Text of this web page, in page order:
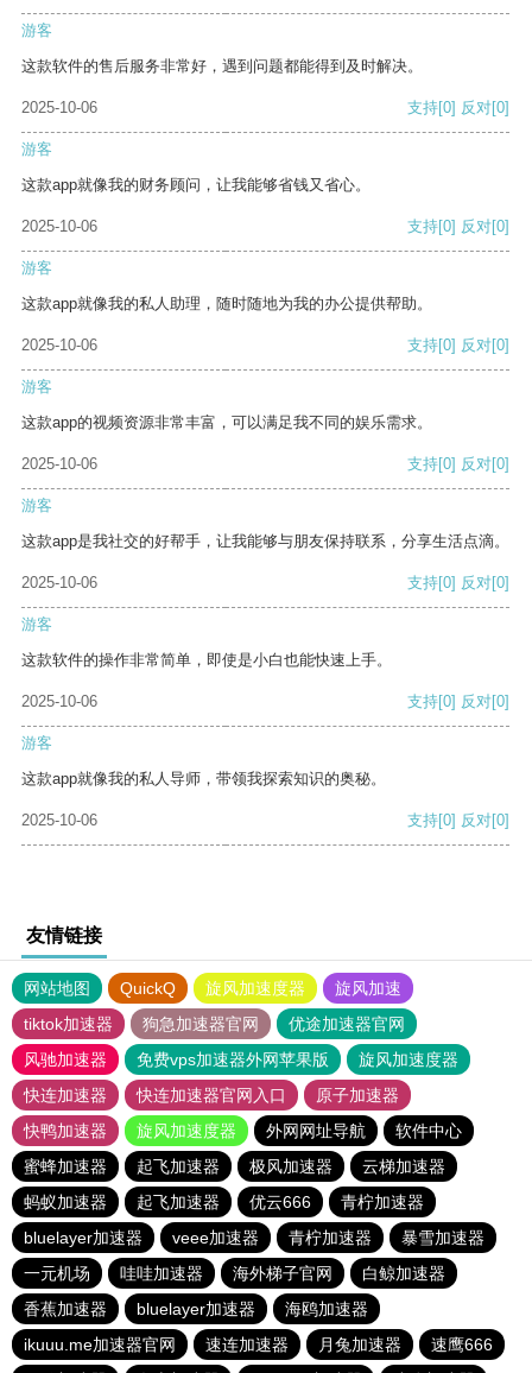
游客
这款软件的售后服务非常好，遇到问题都能得到及时解决。
2025-10-06 支持[0] 反对[0]
游客
这款app就像我的财务顾问，让我能够省钱又省心。
2025-10-06 支持[0] 反对[0]
游客
这款app就像我的私人助理，随时随地为我的办公提供帮助。
2025-10-06 支持[0] 反对[0]
游客
这款app的视频资源非常丰富，可以满足我不同的娱乐需求。
2025-10-06 支持[0] 反对[0]
游客
这款app是我社交的好帮手，让我能够与朋友保持联系，分享生活点滴。
2025-10-06 支持[0] 反对[0]
游客
这款软件的操作非常简单，即使是小白也能快速上手。
2025-10-06 支持[0] 反对[0]
游客
这款app就像我的私人导师，带领我探索知识的奥秘。
2025-10-06 支持[0] 反对[0]
友情链接
网站地图 QuickQ 旋风加速度器
旋风加速
tiktok加速器
狗急加速器官网
优途加速器官网
风驰加速器
免费vps加速器外网苹果版
旋风加速度器
快连加速器
快连加速器官网入口
原子加速器
快鸭加速器
旋风加速度器 外网网址导航
软件中心
蜜蜂加速器
起飞加速器 极风加速器
云梯加速器
蚂蚁加速器
起飞加速器 优云666
青柠加速器
bluelayer加速器
veee加速器 青柠加速器
暴雪加速器
一元机场
哇哇加速器 海外梯子官网
白鲸加速器
香蕉加速器
bluelayer加速器
海鸥加速器
ikuuu.me加速器官网
速连加速器 月兔加速器
速鹰666